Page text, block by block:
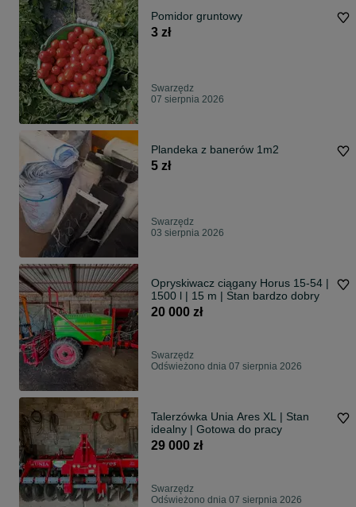
Pomidor gruntowy
3 zł
Swarzędz
07 sierpnia 2026
Plandeka z banerów 1m2
5 zł
Swarzędz
03 sierpnia 2026
Opryskiwacz ciągany Horus 15-54 |
1500 l | 15 m | Stan bardzo dobry
20 000 zł
Swarzędz
Odświeżono dnia 07 sierpnia 2026
Talerzówka Unia Ares XL | Stan
idealny | Gotowa do pracy
29 000 zł
Swarzędz
Odświeżono dnia 07 sierpnia 2026